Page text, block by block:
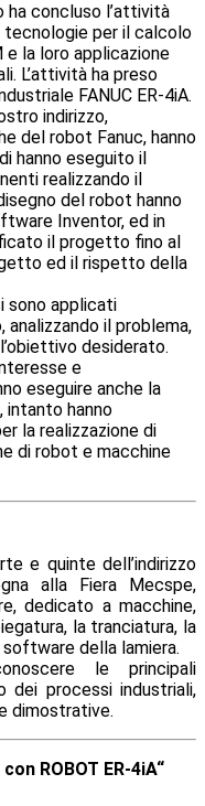
ha concluso l’attività
tecnologie per il calcolo
la loro applicazione
L’attività ha preso
FANUC ER-4iA.
indirizzo,
del robot Fanuc, hanno
hanno eseguito il
realizzando il
del robot hanno
Inventor, ed in
il progetto fino al
ed il rispetto della
sono applicati
il problema,
desiderato.
e
eseguire anche la
intanto hanno
la realizzazione di
di robot e macchine
e quinte dell’indirizzo
alla Fiera Mecspe,
dedicato a macchine,
la tranciatura, la
software della lamiera.
le principali
dei processi industriali,
dimostrative.
ROBOT ER-4iA“